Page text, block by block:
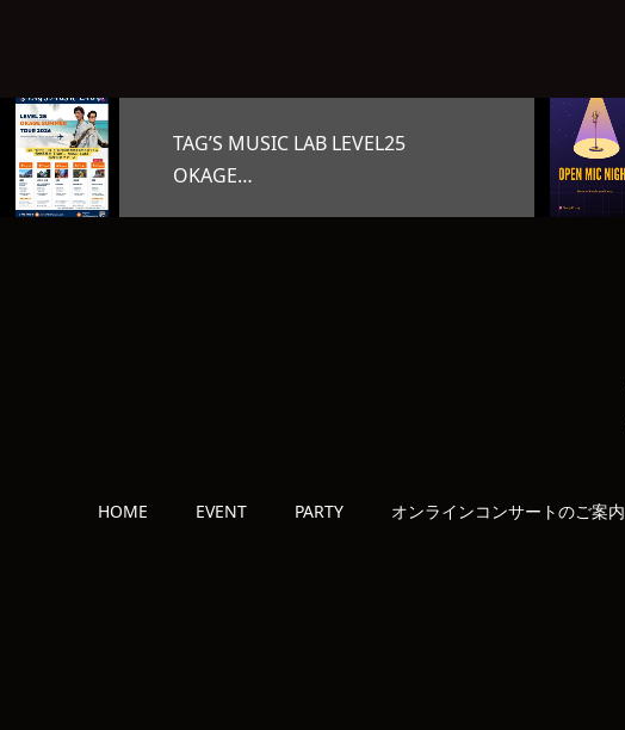
オープンマイク
HOME EVENT PARTY オンラインコンサートのご案内